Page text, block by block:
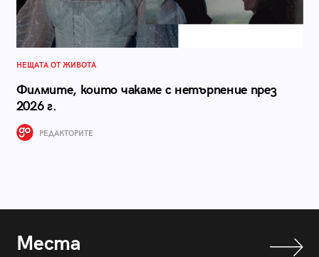
НЕЩАТА ОТ ЖИВОТА
Филмите, които чакаме с нетърпение през
2026 г.
РЕДАКТОРИТЕ
Места